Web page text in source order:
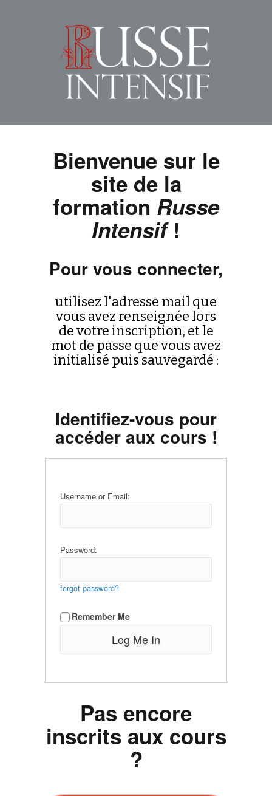
Bienvenue sur le
site de la
formation Russe
Intensif!
Pour vous connecter,
utilisez l'adresse mail que
vous avez renseignée lors
de votre inscription, et le
mot de passe que vous avez
initialisé puis sauvegardé :
Identifiez-vous pour
accéder aux cours !
Username or Email:
Password:
forgot password?
Remember Me
Pas encore
inscrits aux cours
?